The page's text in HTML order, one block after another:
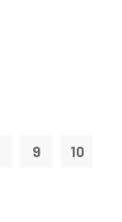
9 10